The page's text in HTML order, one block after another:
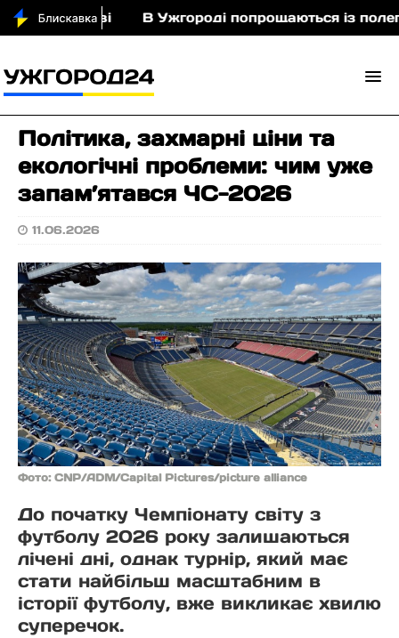
В Ужгороді попрощаються із
Політика, захмарні ціни та
екологічні проблеми: чим уже
запам’ятався ЧС-2026
11.06.2026
Фото: CNP/ADM/Capital Pictures/picture alliance
До початку Чемпіонату світу з
футболу 2026 року залишаються
лічені дні, однак турнір, який має
стати найбільш масштабним в
історії футболу, вже викликає хвилю
суперечок.